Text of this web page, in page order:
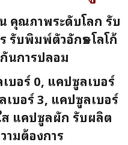
น คุณภาพระดับโลก รับ
บพิมพ์ตัวอักษร โลโก้
นการปลอม
บอร์ 0, แคปซูลเบอร์
บอร์ 3, แคปซูลเบอร์
แคปซูลผัก รับผลิต
มต้องการ